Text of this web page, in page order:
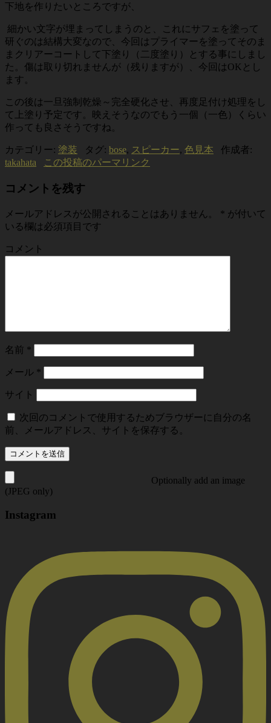
下地を作りたいところですが、
細かい文字が埋まってしまうのと、これにサフェを塗って
研ぐのは結構大変なので、今回はプライマーを塗ってそのま
まクリアーコートして下塗り（二度塗り）とする事にしまし
た。傷は取り切れませんが（残りますが）、今回はOKとし
ます。
この後は一旦強制乾燥～完全硬化させ、再度足付け処理をし
て上塗り予定です。映えそうなのでもう一個（一色）くらい
作っても良さそうですね。
カテゴリー: 塗装 タグ: bose, スピーカー, 色見本 作成者:
takahata
この投稿のパーマリンク
コメントを残す
メールアドレスが公開されることはありません。 * が付いて
いる欄は必須項目です
コメント
名前 *
メール *
サイト
次回のコメントで使用するためブラウザーに自分の名
前、メールアドレス、サイトを保存する。
Optionally add an image
(JPEG only)
Instagram